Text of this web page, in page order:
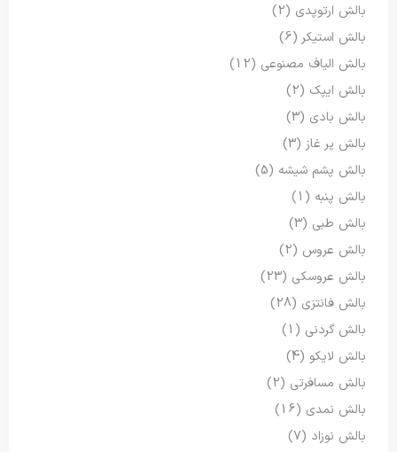
بالش ارتوپدی (2)
بالش استیکر (6)
بالش الیاف مصنوعی (12)
بالش ایپک (2)
بالش بادی (3)
بالش پر غاز (3)
بالش پشم شیشه (5)
بالش پنبه (1)
بالش طبی (3)
بالش عروس (2)
بالش عروسکی (23)
بالش فانتزی (28)
بالش گردنی (1)
بالش لایکو (4)
بالش مسافرتی (2)
بالش نمدی (16)
بالش نوزاد (7)